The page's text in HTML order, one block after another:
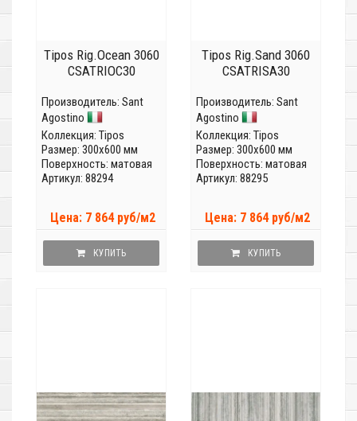
Tipos Rig.Ocean 3060
CSATRIOC30
Производитель: Sant
Agostino
Коллекция: Tipos
Размер: 300x600 мм
Поверхность: матовая
Артикул: 88294
Цена: 7 864 руб/м2
КУПИТЬ
Tipos Rig.Sand 3060
CSATRISA30
Производитель: Sant
Agostino
Коллекция: Tipos
Размер: 300x600 мм
Поверхность: матовая
Артикул: 88295
Цена: 7 864 руб/м2
КУПИТЬ